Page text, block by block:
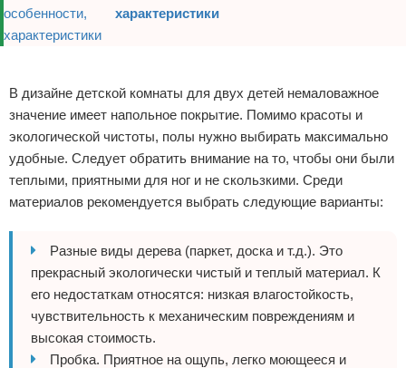
характеристики
В дизайне детской комнаты для двух детей немаловажное
значение имеет напольное покрытие. Помимо красоты и
экологической чистоты, полы нужно выбирать максимально
удобные. Следует обратить внимание на то, чтобы они были
теплыми, приятными для ног и не скользкими. Среди
материалов рекомендуется выбрать следующие варианты:
Разные виды дерева (паркет, доска и т.д.). Это
прекрасный экологически чистый и теплый материал. К
его недостаткам относятся: низкая влагостойкость,
чувствительность к механическим повреждениям и
высокая стоимость.
Пробка. Приятное на ощупь, легко моющееся и